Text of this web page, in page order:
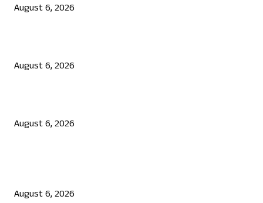
August 6, 2026
August 6, 2026
August 6, 2026
August 6, 2026